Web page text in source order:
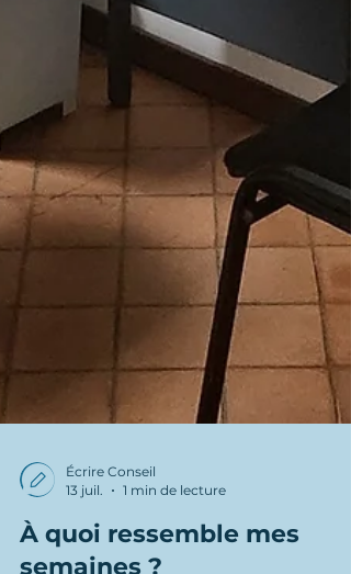
Écrire Conseil
13 juil.
1 min de lecture